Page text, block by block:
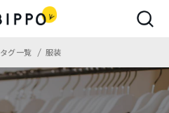
タグ一覧 服装